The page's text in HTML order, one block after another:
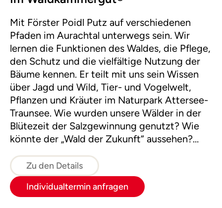
Mit Förster Poidl Putz auf verschiedenen
Pfaden im Aurachtal unterwegs sein. Wir
lernen die Funktionen des Waldes, die Pflege,
den Schutz und die vielfältige Nutzung der
Bäume kennen. Er teilt mit uns sein Wissen
über Jagd und Wild, Tier- und Vogelwelt,
Pflanzen und Kräuter im Naturpark Attersee-
Traunsee. Wie wurden unsere Wälder in der
Blütezeit der Salzgewinnung genutzt? Wie
könnte der „Wald der Zukunft“ aussehen?
unterschiedlichen Terminen bietet diese Tour
besonders viel Abwechslung.
Zu den Details
Individualtermin anfragen